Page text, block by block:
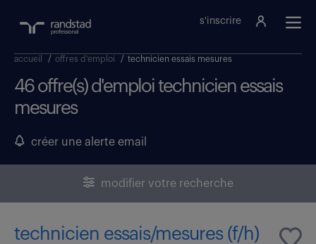
s'inscrire
accueil / offres d'emploi / technicien essais mesures
46 offre(s) d'emploi technicien essais
mesures
créer une alerte email
modifier votre recherche
technicien essais/mesures (f/h)